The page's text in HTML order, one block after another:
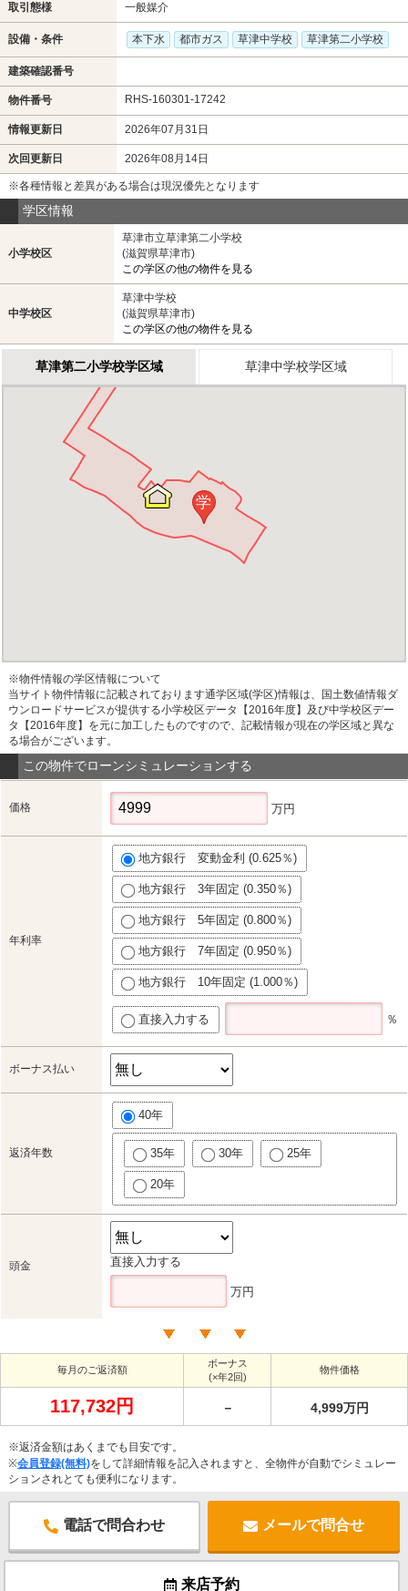
取引態様 一般媒介
設備・条件 本下水 都市ガス 草津中学校 草津第二小学校
建築確認番号
物件番号 RHS-160301-17242
情報更新日 2026年07月31日
次回更新日 2026年08月14日
※各種情報と差異がある場合は現況優先となります
学区情報
小学校区
草津市立草津第二小学校
(滋賀県草津市)
この学区の他の物件を見る
中学校区
草津中学校
(滋賀県草津市)
この学区の他の物件を見る
草津第二小学校学区域 草津中学校学区域
学
※物件情報の学区情報について
当サイト物件情報に記載されております通学区域(学区)情報は、国土数値情報ダ
ウンロードサービスが提供する小学校区データ【2016年度】及び中学校区デー
タ【2016年度】を元に加工したものですので、記載情報が現在の学区域と異な
る場合がございます。
この物件でローンシミュレーションする
価格 万円
年利率
地方銀行 変動金利 (0.625％)
地方銀行 3年固定 (0.350％)
地方銀行 5年固定 (0.800％)
地方銀行 7年固定 (0.950％)
地方銀行 10年固定 (1.000％)
直接入力する ％
ボーナス払い
返済年数
40年
35年 30年 25年
20年
頭金 直接入力する
万円
毎月のご返済額
ボーナス
(×年2回)
物件価格
117,732円 － 4,999万円
※返済金額はあくまでも目安です。
※会員登録(無料)をして詳細情報を記入されますと、全物件が自動でシミュレー
ションされとても便利になります。
電話で問合わせ メールで問合せ
来店予約